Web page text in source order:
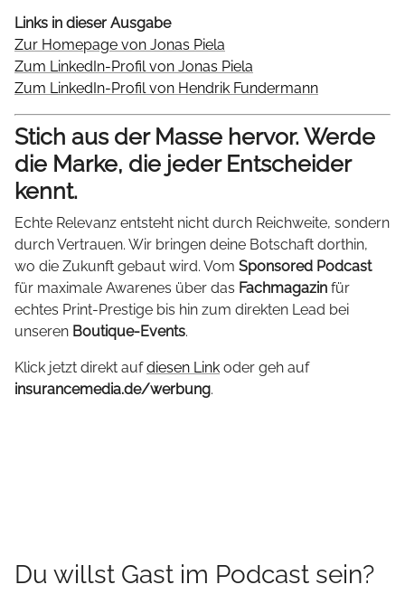
Links in dieser Ausgabe
Zur Homepage von Jonas Piela
Zum LinkedIn-Profil von Jonas Piela
Zum LinkedIn-Profil von Hendrik Fundermann
Stich aus der Masse hervor. Werde
die Marke, die jeder Entscheider
kennt.
Echte Relevanz entsteht nicht durch Reichweite, sondern
durch Vertrauen. Wir bringen deine Botschaft dorthin,
wo die Zukunft gebaut wird. Vom Sponsored Podcast
für maximale Awarenes über das Fachmagazin für
echtes Print-Prestige bis hin zum direkten Lead bei
unseren Boutique-Events.
Klick jetzt direkt aufdiesen Link oder geh auf
insurancemedia.de/werbung.
Du willst Gast im Podcast sein?